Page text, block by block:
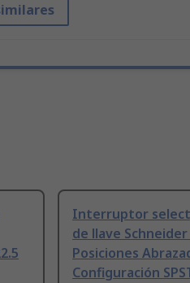
Interruptor
de llave
Posiciones
Configuración